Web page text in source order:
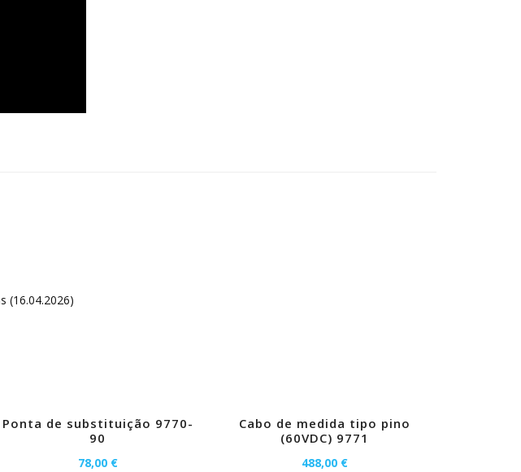
(16.04.2026)
Ponta de substituição 9770-
90
78,00 €
Cabo de medida tipo pino
(60VDC) 9771
488,00 €